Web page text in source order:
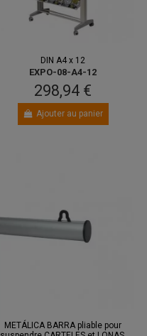
DIN A4 x 12
EXPO-08-A4-12
298,94 €
Ajouter au panier
METÁLICA BARRA pliable pour